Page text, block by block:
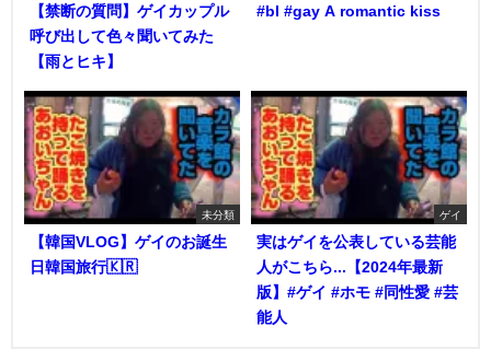
【禁断の質問】ゲイカップル
呼び出して色々聞いてみた
【雨とヒキ】
#bl #gay A romantic kiss
未分類
【韓国VLOG】ゲイのお誕生
日韓国旅行🇰🇷
ゲイ
実はゲイを公表している芸能
人がこちら...【2024年最新
版】#ゲイ #ホモ #同性愛 #芸
能人